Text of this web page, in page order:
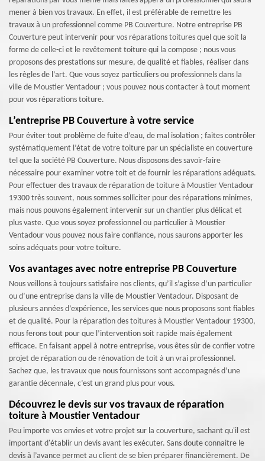
mener à bien vos travaux. En effet, il est préférable de remettre les
travaux à un professionnel comme PB Couverture. Notre entreprise PB
Couverture peut intervenir pour vos réparations toitures quel que soit la
forme de celle-ci et le revêtement toiture qui la compose ; nous vous
proposons des prestations sur mesure, de qualité et fiables, réaliser dans
les règles de l’art. Que vous soyez particuliers ou professionnels dans la
ville de Moustier Ventadour ; vous pouvez nous contacter à tout moment
pour vos réparations toiture.
L’entreprise PB Couverture à votre service
Pour éviter tout problème de fuite d’eau, de mal isolation ; faites contrôler
systématiquement l’état de votre toiture par un spécialiste en couverture
tel que la société PB Couverture. Nous disposons des savoir-faire
nécessaire pour examiner votre toit et de fournir les réparations adéquats.
Pour effectuer des travaux de réparation de toiture à Moustier Ventadour
19300 très souvent, nous sommes solliciter pour des réparations minimes,
mais nous pouvons également intervenir sur un chantier plus délicat et
plus vaste. Que vous soyez professionnel ou particulier à Moustier
Ventadour vous pouvez nous faire confiance, nous saurons apporter les
soins adéquats pour votre toiture.
Vos avantages avec notre entreprise PB Couverture
Nous veillons à toujours satisfaire nos clients, qu’il s’agisse d’un particulier
ou d’une entreprise dans la ville de Moustier Ventadour. Disposant de
plusieurs années d’expérience, les services que nous proposons sont fiables
et de qualité. Pour la réparation des toitures à Moustier Ventadour 19300,
nous ferons tout pour que l’intervention soit rapide mais également
efficace. En faisant appel à notre entreprise, vous êtes sûr de confier votre
projet de réparation ou de rénovation de toit à un vrai professionnel.
Sachez que, les travaux que nous fournissons sont accompagnés d’une
garantie décennale, c’est un grand plus pour vous.
Découvrez le devis sur vos travaux de réparation
toiture à Moustier Ventadour
Peu importe vos envies et votre projet sur la couverture, sachant qu'il est
important d'établir un devis avant les exécuter. Sans doute connaitre le
devis à l’avance permet au client de se bien préparer financièrement. De